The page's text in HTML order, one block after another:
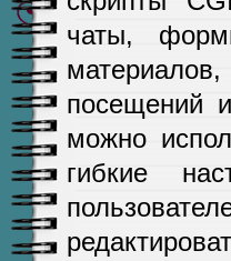
чаты,
посещений
можно
гибкие